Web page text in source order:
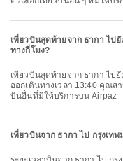
เที่ยวบินสุดท้ายจาก ธากา ไป
ทางกี่โมง?
เที่ยวบินสุดท้ายจาก ธากา ไปยัง กรุงเทพมหานคร กับ การบินไทย / Thai Airways
ออกเดินทางเวลา 13:40 คุณส
บินอื่นที่มีให้บริการบน Airpaz
เที่ยวบินจาก ธากา ไป กรุงเท